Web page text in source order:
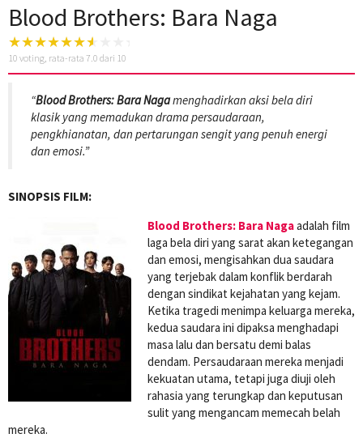
Blood Brothers: Bara Naga
10 voting, rata-rata 7.0 dari 10
“Blood Brothers: Bara Nagamenghadirkan aksi bela diri
klasik yang memadukan drama persaudaraan,
pengkhianatan, dan pertarungan sengit yang penuh energi
dan emosi.”
SINOPSIS FILM:
Blood Brothers: Bara Nagaadalah film
laga bela diri yang sarat akan ketegangan
dan emosi, mengisahkan dua saudara
yang terjebak dalam konflik berdarah
dengan sindikat kejahatan yang kejam.
Ketika tragedi menimpa keluarga mereka,
kedua saudara ini dipaksa menghadapi
masa lalu dan bersatu demi balas
dendam. Persaudaraan mereka menjadi
kekuatan utama, tetapi juga diuji oleh
rahasia yang terungkap dan keputusan
sulit yang mengancam memecah belah
mereka.